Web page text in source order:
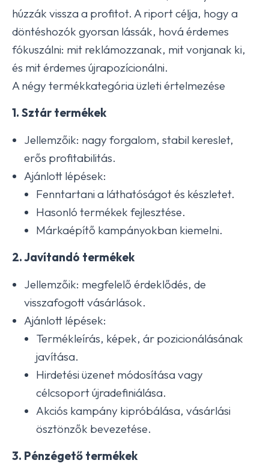
húzzák vissza a profitot. A riport célja, hogy a
döntéshozók gyorsan lássák, hová érdemes
fókuszálni: mit reklámozzanak, mit vonjanak ki,
és mit érdemes újrapozícionálni.
A négy termékkategória üzleti értelmezése
1. Sztár termékek
Jellemzőik: nagy forgalom, stabil kereslet,
erős profitabilitás.
Ajánlott lépések:
Fenntartani a láthatóságot és készletet.
Hasonló termékek fejlesztése.
Márkaépítő kampányokban kiemelni.
2. Javítandó termékek
Jellemzőik: megfelelő érdeklődés, de
visszafogott vásárlások.
Ajánlott lépések:
Termékleírás, képek, ár pozicionálásának
javítása.
Hirdetési üzenet módosítása vagy
célcsoport újradefiniálása.
Akciós kampány kipróbálása, vásárlási
ösztönzők bevezetése.
3. Pénzégető termékek